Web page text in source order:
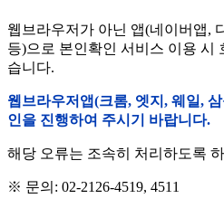
웹브라우저가 아닌 앱(네이버앱,
등)으로 본인확인 서비스 이용 시
습니다.
웹브라우저앱(크롬, 엣지, 웨일,
인을 진행하여 주시기 바랍니다.
해당 오류는 조속히 처리하도록
※ 문의: 02-2126-4519, 4511